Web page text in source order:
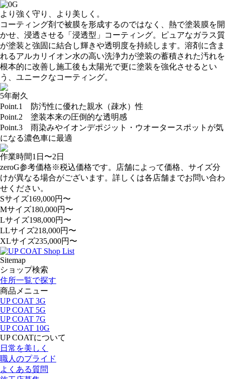
より強く守り、より美しく。
コーティング剤で被膜を形成するのではなく、熱で塗装膜を開
かせ、浸透させる「浸透型」コーティング。ピュアなガラス質
が塗装と強固に結合し輝きや透明度を持続します。溶剤に含ま
れるアルカリイオン水の高い洗浄力が塗装の蓄積された汚れを
根本的に改善し施工後も太陽光で更に塗装を強化させるとい
う、ユニークなコーティング。
5年耐久
Point.1
防汚性に優れた親水（疎水）性
Point.2 塗装本来の圧倒的な透明感
Point.3 雨染みやイオンデポジット・ウオータースポットが気
になる濃色車に最適
作業時間1 日〜2 日
zeroG参考価格※税込価格です。店舗によって価格、サイズ分
けが異なる場合がございます。詳しくは各店舗までお問い合わ
せください。
Sサイズ169,000円〜
Mサイズ180,000円〜
Lサイズ198,000円〜
LLサイズ218,000円〜
XLサイズ235,000円〜
Sitemap
ショップ検索
住所一覧で探す
商品メニュー
UP COAT 3G
UP COAT 5G
UP COAT 7G
UP COAT 10G
UP COATについて
日常を美しく
職人のプライド
よくある質問